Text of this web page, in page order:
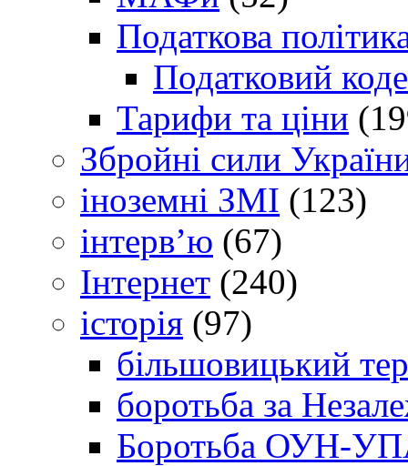
Податкова
Податковий
Тарифи та ціни
Збройні сили
іноземні ЗМІ (123)
інтерв’ю (67)
Інтернет (240)
історія (97)
більшовицький
боротьба за
Боротьба ОУН-УПА